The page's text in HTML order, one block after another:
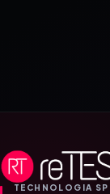
TECHNOLOGIA